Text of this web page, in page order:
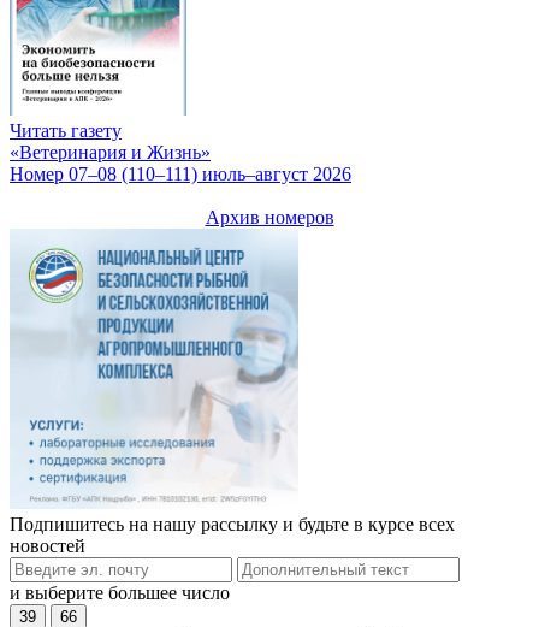
Читать газету
«Ветеринария и Жизнь»
Номер 07–08 (110–111) июль–август 2026
Архив номеров
Подпишитесь на нашу рассылку и будьте в курсе всех
новостей
и выберите большее число
39 66